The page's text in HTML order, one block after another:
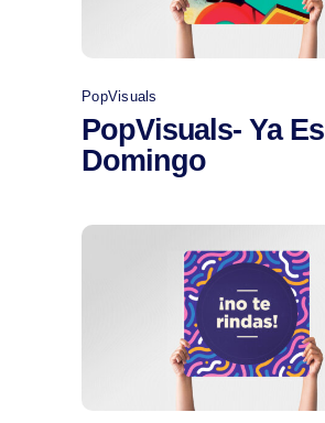
PopVisuals
PopVisuals- Ya Es
Domingo
Comprar